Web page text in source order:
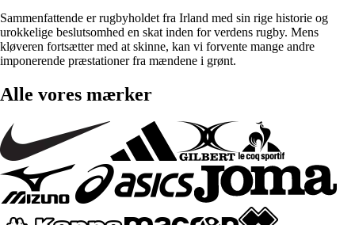
Sammenfattende er rugbyholdet fra Irland med sin rige historie og
urokkelige beslutsomhed en skat inden for verdens rugby. Mens
kløveren fortsætter med at skinne, kan vi forvente mange andre
imponerende præstationer fra mændene i grønt.
Alle vores mærker